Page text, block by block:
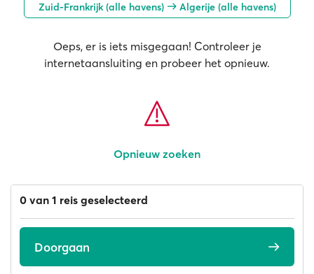
Zuid-Frankrijk (alle havens) Algerije (alle havens)
Oeps, er is iets misgegaan! Controleer je
internetaansluiting en probeer het opnieuw.
Opnieuw zoeken
0 van 1 reis geselecteerd
Doorgaan